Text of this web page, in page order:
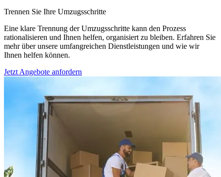
Trennen Sie Ihre Umzugsschritte
Eine klare Trennung der Umzugsschritte kann den Prozess
rationalisieren und Ihnen helfen, organisiert zu bleiben. Erfahren Sie
mehr über unsere umfangreichen Dienstleistungen und wie wir
Ihnen helfen können.
Jetzt Angebote anfordern